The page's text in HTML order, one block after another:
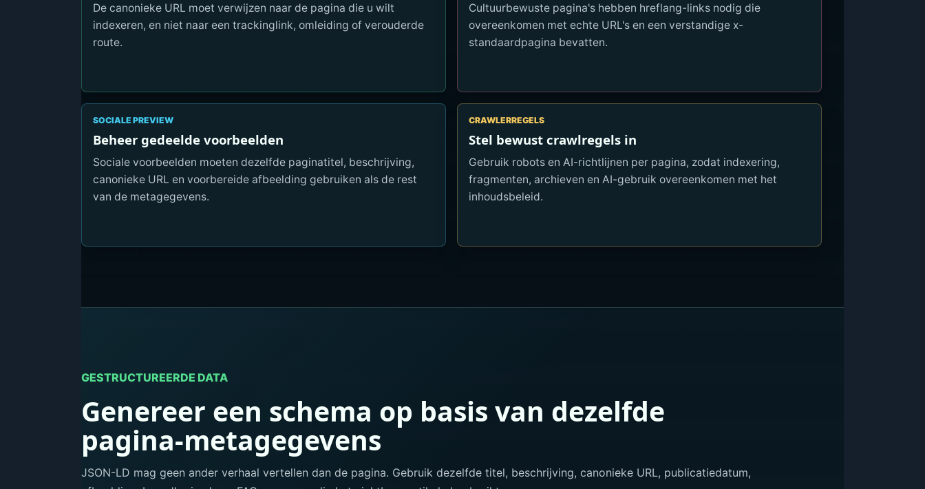
De canonieke URL moet verwijzen naar de pagina die u wilt
indexeren, en niet naar een trackinglink, omleiding of verouderde
route.
Cultuurbewuste pagina's hebben hreflang-links nodig die
overeenkomen met echte URL's en een verstandige x-
standaardpagina bevatten.
SOCIALE PREVIEW
Beheer gedeelde voorbeelden
Sociale voorbeelden moeten dezelfde paginatitel, beschrijving,
canonieke URL en voorbereide afbeelding gebruiken als de rest
van de metagegevens.
CRAWLERREGELS
Stel bewust crawlregels in
Gebruik robots en AI-richtlijnen per pagina, zodat indexering,
fragmenten, archieven en AI-gebruik overeenkomen met het
inhoudsbeleid.
GESTRUCTUREERDE DATA
Genereer een schema op basis van dezelfde
pagina-metagegevens
JSON-LD mag geen ander verhaal vertellen dan de pagina. Gebruik dezelfde titel, beschrijving, canonieke URL, publicatiedatum,